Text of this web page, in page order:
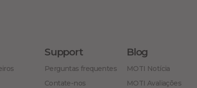
Support
Perguntas frequentes
Contate-nos
Blog
MOTI Notícia
MOTI Avaliações